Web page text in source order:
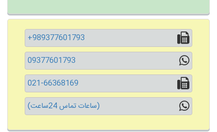
+989377601793
09377601793
021-66368169
(ساعات تماس 24ساعت)